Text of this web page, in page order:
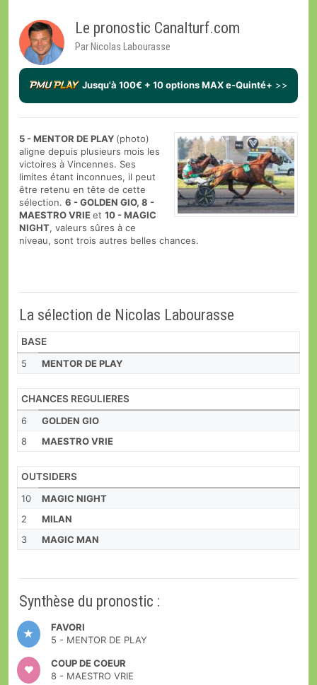
Le pronostic Canalturf.com
Par Nicolas Labourasse
Jusqu'à 100€ + 10 options MAX e-Quinté+ >>
5 - MENTOR DE PLAY (photo)
aligne depuis plusieurs mois les
victoires à Vincennes. Ses
limites étant inconnues, il peut
être retenu en tête de cette
sélection. 6 - GOLDEN GIO, 8 -
MAESTRO VRIEet 10 - MAGIC
NIGHT, valeurs sûres à ce
niveau, sont trois autres belles chances.
La sélection de Nicolas Labourasse
BASE
5
MENTOR DE PLAY
CHANCES REGULIERES
6
GOLDEN GIO
8
MAESTRO VRIE
OUTSIDERS
10
MAGIC NIGHT
2
MILAN
3
MAGIC MAN
Synthèse du pronostic :
FAVORI
5 - MENTOR DE PLAY
COUP DE COEUR
8 - MAESTRO VRIE